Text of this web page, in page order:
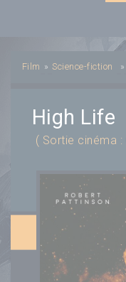
Film » Science-fiction »
High Life
( Sortie cinéma :